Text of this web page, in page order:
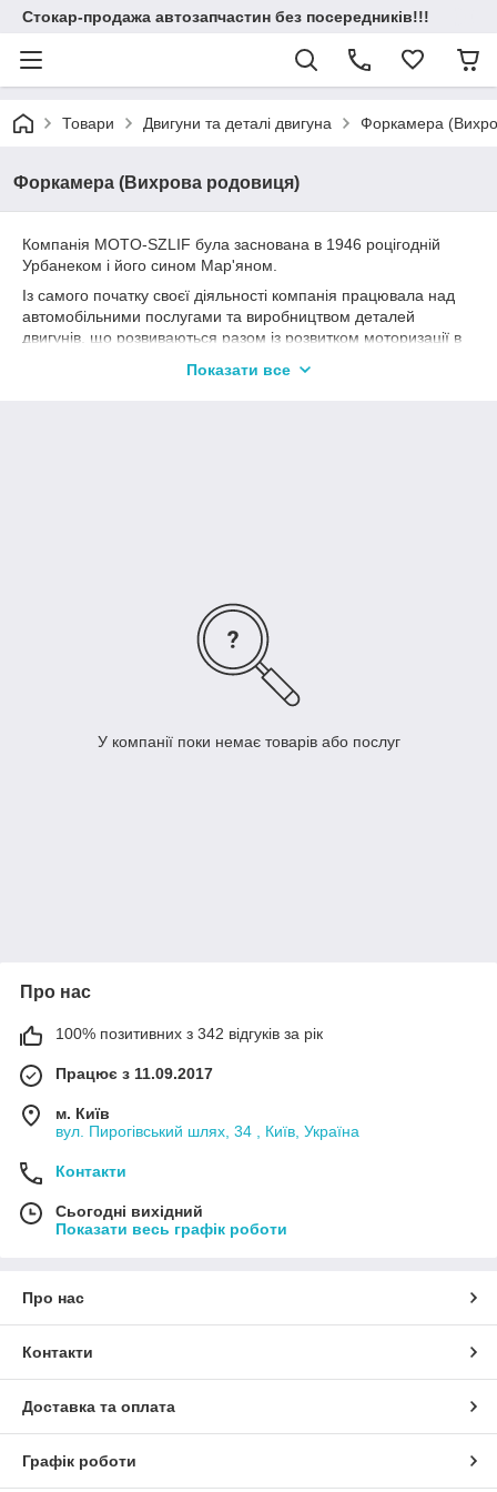
Стокар-продажа автозапчастин без посередників!!!
Товари Двигуни та деталі двигуна Форкамера
Форкамера (Вихрова родовиця)
Компанія MOTO-SZLIF була заснована в 1946 роцігодній
Урбанеком і його сином Мар'яном.
Із самого початку своєї діяльності компанія працювала над
автомобільними послугами та виробництвом деталей
двигунів, що розвиваються разом із розвитком моторизації в
із партнеркою Р. Урбанека-Лещчинська (Внучка засновника
Показати все
У компанії поки немає товарів або послуг
Про нас
100% позитивних з 342 відгуків за рік
Працює з 11.09.2017
м. Київ
вул. Пирогівський шлях, 34 , Київ, Україна
Контакти
Сьогодні вихідний
Показати весь графік роботи
Про нас
Контакти
Доставка та оплата
Графік роботи